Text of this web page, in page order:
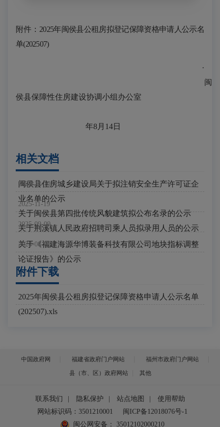
附件： 2025年闽侯县公租房拟登记保障资格申请人公示名
单(202507)
·
闽
侯县保障性住房建设协调小组办公室
年8月 14日
相关文档
2025-12-10
闽侯县住房城乡建设局关于拟注销安全生产许可证企
业名单的公示
2025-11-19
关于闽侯县第四批传统风貌建筑拟公布名录的公示
2025-09-09
关于荆溪镇人民政府招聘司乘人员拟录用人员的公示
2024-08-02
关于《福建海源华博装备科技有限公司地块指标调整
论证报告》的公示
附件下载
2025年闽侯县公租房拟登记保障资格申请人公示名单
(202507).xls
中国政府网 福建省政府门户网站
福州市政府门户网站
县（市、区）政府网站
其他
联系我们 隐私保护 站点地图
使用帮助
网站标识码：3501210001
闽ICP备12018076号-1
闽公网安备：
35012102000210